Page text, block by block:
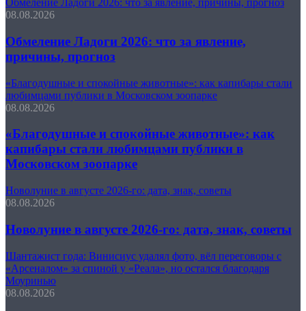
Обмеление Ладоги 2026: что за явление, причины, прогноз
08.08.2026
Обмеление Ладоги 2026: что за явление,
причины, прогноз
«Благодушные и спокойные животные»: как капибары стали
любимцами публики в Московском зоопарке
08.08.2026
«Благодушные и спокойные животные»: как
капибары стали любимцами публики в
Московском зоопарке
Новолуние в августе 2026-го: дата, знак, советы
08.08.2026
Новолуние в августе 2026-го: дата, знак, советы
Шантажист года: Винисиус удалял фото, вёл переговоры с
«Арсеналом» за спиной у «Реала», но остался благодаря
Моуринью
08.08.2026